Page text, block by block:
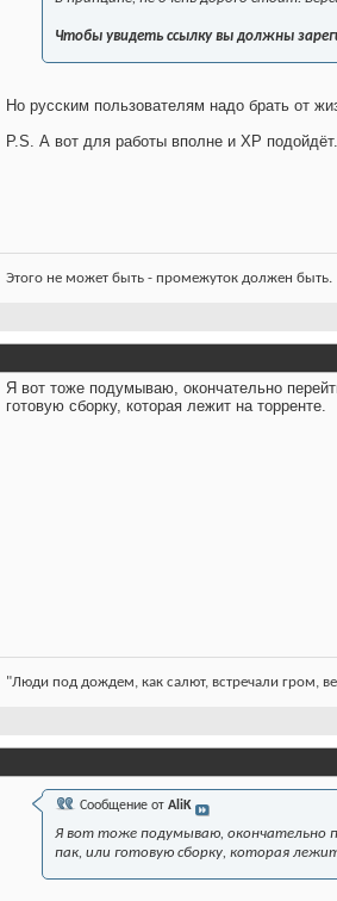
Чтобы увидеть ссылку вы должны
Но русским пользователям надо брать от
P.S. А вот для работы вполне и XP подойдёт.
Этого не может быть - промежуток должен быть.
Я вот тоже подумываю, окончательно
готовую сборку, которая лежит на торренте.
"Люди под дождем, как салют, встречали гром,
Сообщение от AliK
Я вот тоже подумываю, окончательно
пак, или готовую сборку, которая